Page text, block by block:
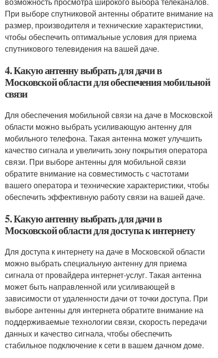
При выборе спутниковой антенны обратите внимание на
размер, производителя и технические характеристики,
чтобы обеспечить оптимальные условия для приема
спутникового телевидения на вашей даче.
4. Какую антенну выбрать для дачи в
Московской области для обеспечения мобильной
связи
Для обеспечения мобильной связи на даче в Московской
области можно выбрать усиливающую антенну для
мобильного телефона. Такая антенна может улучшить
качество сигнала и увеличить зону покрытия оператора
связи. При выборе антенны для мобильной связи
обратите внимание на совместимость с частотами
вашего оператора и технические характеристики, чтобы
обеспечить эффективную работу связи на вашей даче.
5. Какую антенну выбрать для дачи в
Московской области для доступа к интернету
Для доступа к интернету на даче в Московской области
можно выбрать специальную антенну для приема
сигнала от провайдера интернет-услуг. Такая антенна
может быть направленной или усиливающей в
зависимости от удаленности дачи от точки доступа. При
выборе антенны для интернета обратите внимание на
поддерживаемые технологии связи, скорость передачи
данных и качество сигнала, чтобы обеспечить
стабильное подключение к сети в вашем дачном доме.